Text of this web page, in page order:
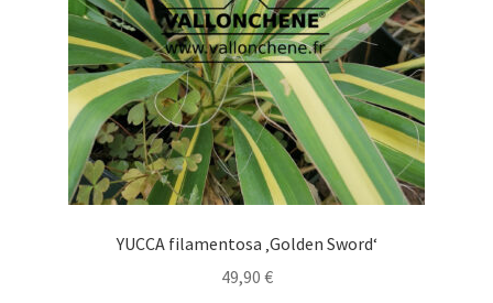
YUCCA filamentosa ‚Golden Sword‘
49,90 €